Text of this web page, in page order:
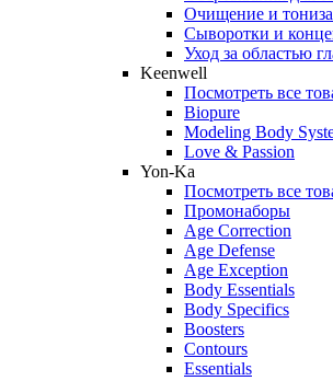
Очищение и
Сыворотки и
Уход за областью
Keenwell
Посмотреть все
Biopure
Modeling Body
Love & Passion
Yon-Ka
Посмотреть все
Промонаборы
Age Correction
Age Defense
Age Exception
Body Essentials
Body Specifics
Boosters
Contours
Essentials